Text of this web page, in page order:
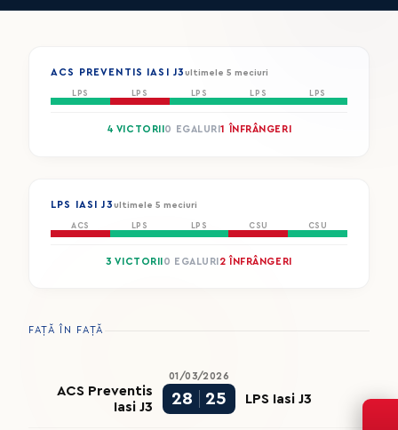
ACS PREVENTIS IASI J3ultimele 5 meciuri
LPS LPS LPS LPS LPS
4 VICTORII 0 EGALURI1 ÎNFRÂNGERI
LPS IASI J3 ultimele 5 meciuri
ACS LPS LPS CSU CSU
3 VICTORII 0 EGALURI 2 ÎNFRÂNGERI
FAȚĂ ÎN FAȚĂ
01/03/2026
ACS Preventis
Iasi J3
28 25 LPS Iasi J3